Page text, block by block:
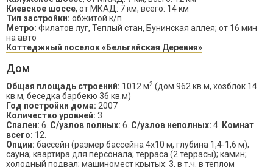
Киевское шоссе, от МКАД: 7 км, всего: 14 км
Тип застройки: обжитой к/п
Метро: Филатов луг, Теплый стан, Бунинская аллея; от 16 мин
на авто
Коттеджный поселок «Бельгийская Деревня»
Дом
Общая площадь строений: 1012 м2 (дом 962 кв.м, хозблок 14
кв.м, беседка барбекю 36 кв.м)
Год постройки дома: 2007
Количество уровней: 3
Спален: 6. С/узлов полных: 6. С/узлов неполных: 4. Комнат
всего: 12.
Опции: бассейн (размер бассейна 4х10 м, глубина 1,4-1,6 м);
сауна; квартира для персонала; терраса (2 террасы); камин;
холодный подвал; машиномест крытых: 3, в т.ч. в теплом